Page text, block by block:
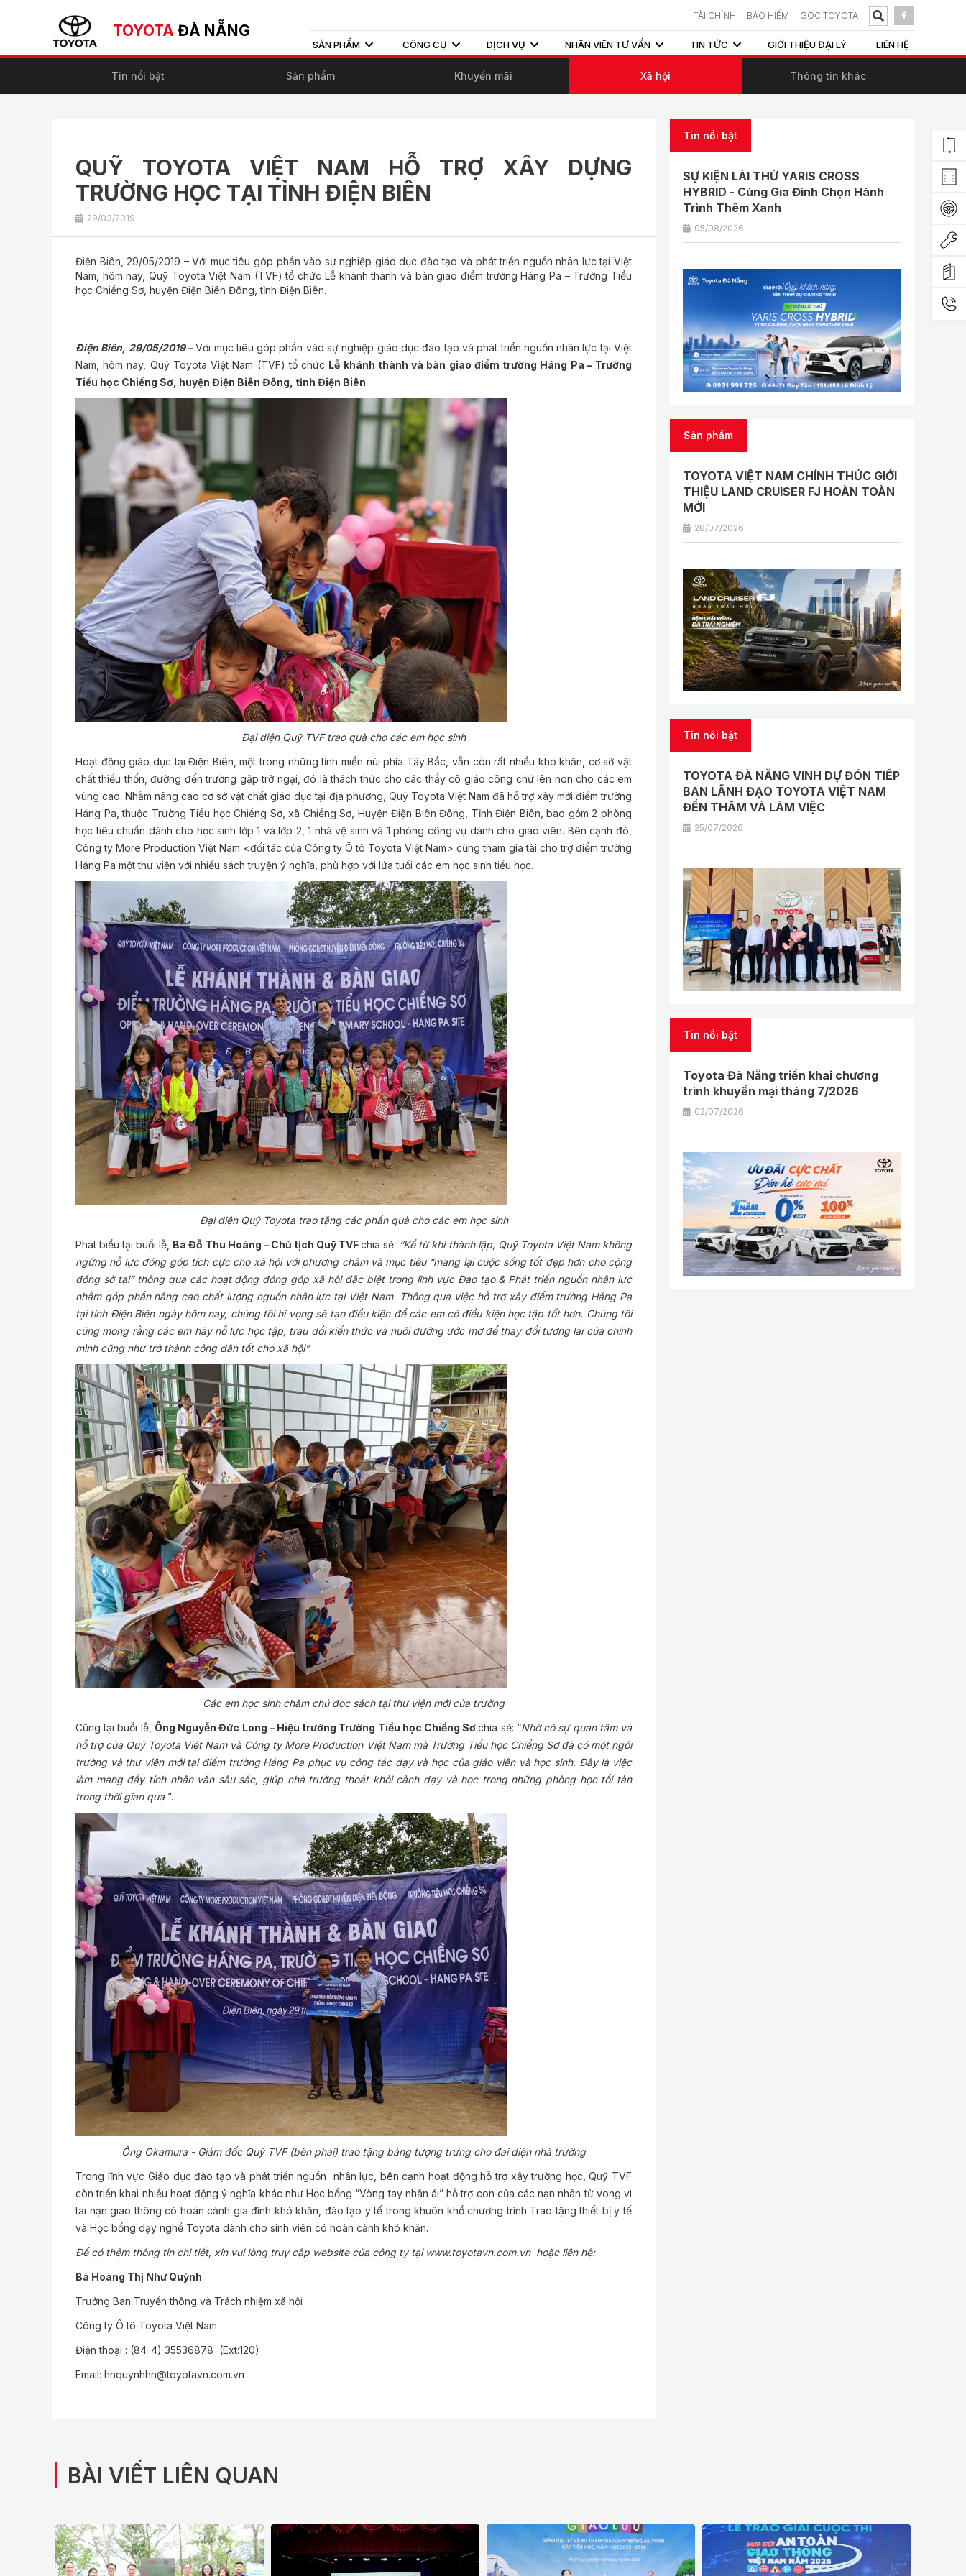
TOYOTA ĐÀ NẴNG
TÀI CHÍNH BẢO HIỂM GÓC TOYOTA
SẢN PHẨM CÔNG CỤ DỊCH VỤ NHÂN VIÊN TƯ VẤN TIN TỨC GIỚI THIỆU ĐẠI LÝ LIÊN HỆ
Tin nổi bật Sản phẩm Khuyến mãi Xã hội Thông tin khác
QUỸ TOYOTA VIỆT NAM HỖ TRỢ XÂY DỰNG
TRƯỜNG HỌC TẠI TỈNH ĐIỆN BIÊN
29/03/2019
Điện Biên, 29/05/2019 – Với mục tiêu góp phần vào sự nghiệp giáo dục đào tạo và phát triển nguồn nhân lực tại Việt
Nam, hôm nay, Quỹ Toyota Việt Nam (TVF) tổ chức Lễ khánh thành và bàn giao điểm trường Háng Pa – Trường Tiểu
học Chiềng Sơ, huyện Điện Biên Đông, tỉnh Điện Biên.
Điện Biên, 29/05/2019–Với mục tiêu góp phần vào sự nghiệp giáo dục đào tạo và phát triển nguồn nhân lực tại Việt
Nam, hôm nay, Quỹ Toyota Việt Nam (TVF) tổ chức Lễ khánh thành và bàn giao điểm trường Háng Pa – Trường
Tiểu học Chiềng Sơ, huyện Điện Biên Đông, tỉnh Điện Biên.
Đại diện Quỹ TVF trao quà cho các em học sinh
Hoạt động giáo dục tại Điện Biên, một trong những tỉnh miền núi phía Tây Bắc, vẫn còn rất nhiều khó khăn, cơ sở vật
chất thiếu thốn, đường đến trường gặp trở ngại, đó là thách thức cho các thầy cô giáo cõng chữ lên non cho các em
vùng cao. Nhằm nâng cao cơ sở vật chất giáo dục tại địa phương, Quỹ Toyota Việt Nam đã hỗ trợ xây mới điểm trường
Háng Pa, thuộc Trường Tiểu học Chiềng Sơ, xã Chiềng Sơ, Huyện Điện Biên Đông, Tỉnh Điện Biên, bao gồm 2 phòng
học tiêu chuẩn dành cho học sinh lớp 1 và lớp 2, 1 nhà vệ sinh và 1 phòng công vụ dành cho giáo viên. Bên cạnh đó,
Công ty More Production Việt Nam <đối tác của Công ty Ô tô Toyota Việt Nam> cũng tham gia tài cho trợ điểm trường
Háng Pa một thư viện với nhiều sách truyện ý nghĩa, phù hợp với lứa tuổi các em học sinh tiểu học.
Đại diện Quỹ Toyota trao tặng các phần quà cho các em học sinh
Phát biểu tại buổi lễ, Bà Đỗ Thu Hoàng – Chủ tịch QuỹTVFchia sẻ: “Kể từ khi thành lập, Quỹ Toyota Việt Nam không
ngừng nỗ lực đóng góp tích cực cho xã hội với phương châm và mục tiêu “mang lại cuộc sống tốt đẹp hơn cho cộng
đồng sở tại” thông qua các hoạt động đóng góp xã hội đặc biệt trong lĩnh vực Đào tạo & Phát triển nguồn nhân lực
nhằm góp phần nâng cao chất lượng nguồn nhân lực tại Việt Nam. Thông qua việc hỗ trợ xây điểm trường Háng Pa
tại tỉnh Điện Biên ngày hôm nay, chúng tôi hi vọng sẽ tạo điều kiện để các em có điều kiện học tập tốt hơn. Chúng tôi
cũng mong rằng các em hãy nỗ lực học tập, trau dồi kiến thức và nuôi dưỡng ước mơ để thay đổi tương lai của chính
mình cũng như trở thành công dân tốt cho xã hội”.
Các em học sinh chăm chú đọc sách tại thư viện mới của trường
Cũng tại buổi lễ, Ông Nguyễn Đức Long – Hiệu trưởng Trường Tiểu học Chiềng Sơchia sẻ: “Nhờ có sự quan tâm và
hỗ trợ của Quỹ Toyota Việt Nam và Công ty More Production Việt Nam mà Trường Tiểu học Chiềng Sơ đã có một ngôi
trường và thư viện mới tại điểm trường Háng Pa phục vụ công tác dạy và học của giáo viên và học sinh. Đây là việc
làm mang đầy tính nhân văn sâu sắc, giúp nhà trường thoát khỏi cảnh dạy và học trong những phòng học tồi tàn
trong thời gian qua ”.
Ông Okamura - Giám đốc Quỹ TVF (bên phải) trao tặng bảng tượng trưng cho đai diện nhà trường
Trong lĩnh vực Giáo dục đào tạo và phát triển nguồn nhân lực, bên cạnh hoạt động hỗ trợ xây trường học, Quỹ TVF
còn triển khai nhiều hoạt động ý nghĩa khác như Học bổng “Vòng tay nhân ái” hỗ trợ con của các nạn nhân tử vong vì
tai nạn giao thông có hoàn cảnh gia đình khó khăn, đào tạo y tế trong khuôn khổ chương trình Trao tặng thiết bị y tế
và Học bổng dạy nghề Toyota dành cho sinh viên có hoàn cảnh khó khăn.
Để có thêm thông tin chi tiết, xin vui lòng truy cập website của công ty tại www.toyotavn.com.vn hoặc liên hệ:
Bà Hoàng Thị Như Quỳnh
Trưởng Ban Truyền thông và Trách nhiệm xã hội
Công ty Ô tô Toyota Việt Nam
Điện thoại : (84-4) 35536878 (Ext:120)
Email: hnquynhhn@toyotavn.com.vn
Tin nổi bật
SỰ KIỆN LÁI THỬ YARIS CROSS
HYBRID - Cùng Gia Đình Chọn Hành
Trình Thêm Xanh
05/08/2026
Sản phẩm
TOYOTA VIỆT NAM CHÍNH THỨC GIỚI
THIỆU LAND CRUISER FJ HOÀN TOÀN
MỚI
28/07/2026
Tin nổi bật
TOYOTA ĐÀ NẴNG VINH DỰ ĐÓN TIẾP
BAN LÃNH ĐẠO TOYOTA VIỆT NAM
ĐẾN THĂM VÀ LÀM VIỆC
25/07/2026
Tin nổi bật
Toyota Đà Nẵng triển khai chương
trình khuyến mại tháng 7/2026
02/07/2026
BÀI VIẾT LIÊN QUAN